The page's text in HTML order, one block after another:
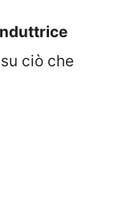
ciò che